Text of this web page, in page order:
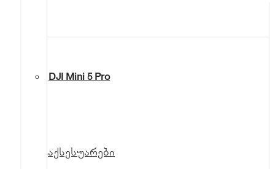
DJI Mini 5 Pro
აქსესუარები